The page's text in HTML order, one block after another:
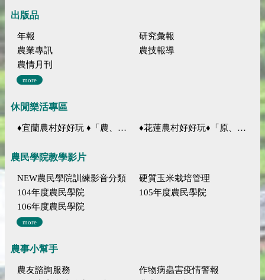
出版品
年報
研究彙報
農業專訊
農技報導
農情月刊
more
休閒樂活專區
♦宜蘭農村好好玩 ♦「農、藝、山、水」四條遊程推薦 ♦花蓮農村好好玩♦「原、生、慢、活」四條遊程推薦
農民學院教學影片
NEW農民學院訓練影音分類
硬質玉米栽培管理
104年度農民學院
105年度農民學院
106年度農民學院
more
農事小幫手
農友諮詢服務
作物病蟲害疫情警報